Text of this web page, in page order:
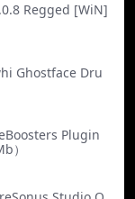
Regged [WiN]
Ghostface Dru
Plugin
）